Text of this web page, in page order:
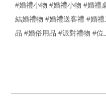
#婚禮小物 #婚禮小物 #婚禮
結婚禮物 #婚禮送客禮 #婚禮
品 #婚俗用品 #派對禮物 #位